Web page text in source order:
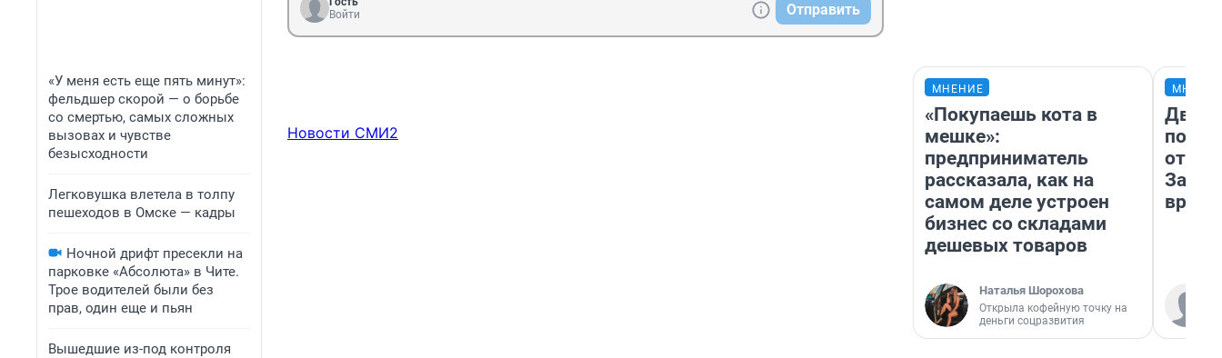
«У меня есть еще пять минут»:
фельдшер скорой — о борьбе
со смертью, самых сложных
вызовах и чувстве
безысходности
Легковушка влетела в толпу
пешеходов в Омске — кадры
Ночной дрифт пресекли на
парковке «Абсолюта» в Чите.
Трое водителей были без
прав, один еще и пьян
Вышедшие из-под контроля
Войти
Отправить
Новости СМИ2
МНЕНИЕ
«Покупаешь кота в
мешке»:
предприниматель
рассказала, как на
самом деле устроен
бизнес со складами
дешевых товаров
Наталья Шорохова
Открыла кофейную точку на
деньги соцразвития
Два
от